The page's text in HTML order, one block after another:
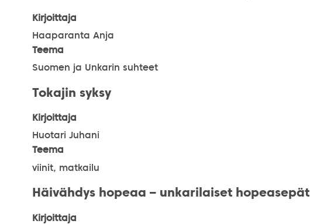
Kirjoittaja
Haaparanta Anja
Teema
Suomen ja Unkarin suhteet
Tokajin syksy
Kirjoittaja
Huotari Juhani
Teema
viinit, matkailu
Häivähdys hopeaa – unkarilaiset hopeasepät
Kirjoittaja